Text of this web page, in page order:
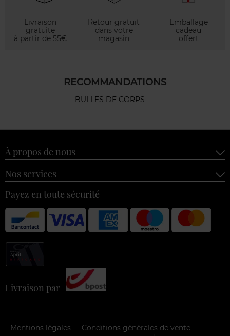
Livraison
gratuite
à partir de 55€
Retour gratuit
dans votre
magasin
Emballage
cadeau
offert
RECOMMANDATIONS
BULLES DE CORPS
À propos de nous
Nos services
Payez en toute sécurité
Livraison par
Mentions légales Conditions générales de vente